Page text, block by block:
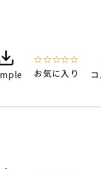
☆☆☆☆☆
お気に入り